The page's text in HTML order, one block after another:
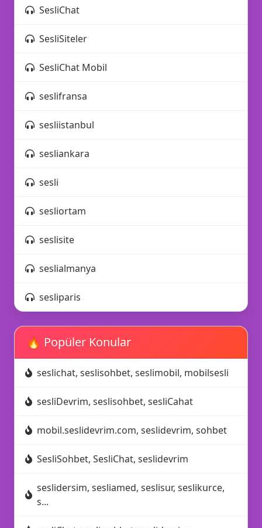
✉️
SesliChat
SesliSiteler
SesliChat Mobil
seslifransa
sesliistanbul
sesliankara
sesli
sesliortam
seslisite
seslialmanya
sesliparis
🔥 Popüler Konular
seslichat, seslisohbet, seslimobil, mobilsesli
sesliDevrim, seslisohbet, sesliCahat
mobil.seslidevrim.com, seslidevrim, sohbet
SesliSohbet, SesliChat, seslidevrim
seslidersim, sesliamed, seslisur, seslikurce,
s...